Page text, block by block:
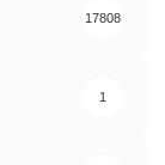
17808
1